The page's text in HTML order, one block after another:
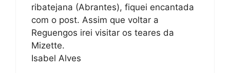
ribatejana (Abrantes), fiquei encantada
com o post. Assim que voltar a
Reguengos irei visitar os teares da
Mizette.
Isabel Alves